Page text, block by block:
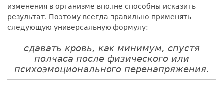
изменения в организме вполне способны исказить
результат. Поэтому всегда правильно применять
следующую универсальную формулу:
сдавать кровь, как минимум, спустя
полчаса после физического или
психоэмоционального перенапряжения.